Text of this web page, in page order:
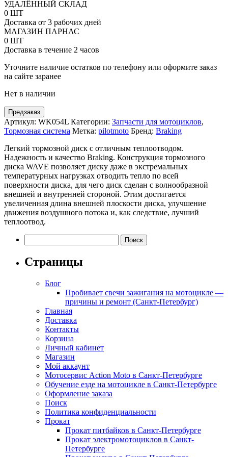
Передний
тормозной
диск
Braking
под
Husaberg,
KTM
УДАЛЁННЫЙ СКЛАД
0 ШТ
Доставка от 3 рабочих дней
МАГАЗИН ПАРНАС
0 ШТ
Доставка в течение 2 часов
Уточните наличие остатков по телефону или оформите заказ
на сайте заранее
Нет в наличии
Предзаказ
Артикул: WK054L Категории: Запчасти для мотоциклов,
Тормозная система Метка: pilotmoto Бренд: Braking
Легкий тормозной диск с отличным теплоотводом.
Надежность и качество Braking. Конструкция тормозного
диска WAVE позволяет диску даже в экстремальных
температурных нагрузках отводить тепло по всей
поверхности диска, для чего диск сделан с волнообразной
внешней и внутренней стороной. Этим достигается
увеличенная длина внешней плоскости диска, улучшение
движения воздушного потока и, как следствие, лучший
теплоотвод.
Страницы
Блог
Пробивает свечи зажигания на мотоцикле —
причины и ремонт (Санкт-Петербург)
Главная
Доставка
Контакты
Корзина
Личный кабинет
Магазин
Мой аккаунт
Мотосервис Action Moto в Санкт-Петербурге
Обучение езде на мотоцикле в Санкт-Петербурге
Оформление заказа
Поиск
Политика конфиденциальности
Прокат
Прокат питбайков в Санкт-Петербурге
Прокат электромотоциклов в Санкт-
Петербурге